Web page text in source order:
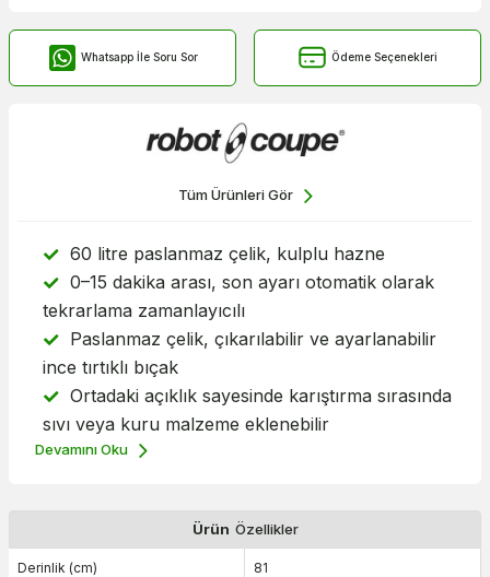
Whatsapp İle Soru Sor Ödeme Seçenekleri
Tüm Ürünleri Gör
60 litre paslanmaz çelik, kulplu hazne
0–15 dakika arası, son ayarı otomatik olarak
tekrarlama zamanlayıcılı
Paslanmaz çelik, çıkarılabilir ve ayarlanabilir
ince tırtıklı bıçak
Ortadaki açıklık sayesinde karıştırma sırasında
sıvı veya kuru malzeme eklenebilir
Devamını Oku
Ürün Özellikler
Derinlik (cm) 81